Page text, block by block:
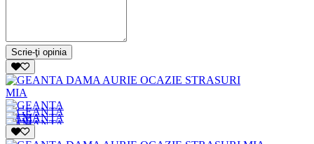
Scrie-ţi opinia